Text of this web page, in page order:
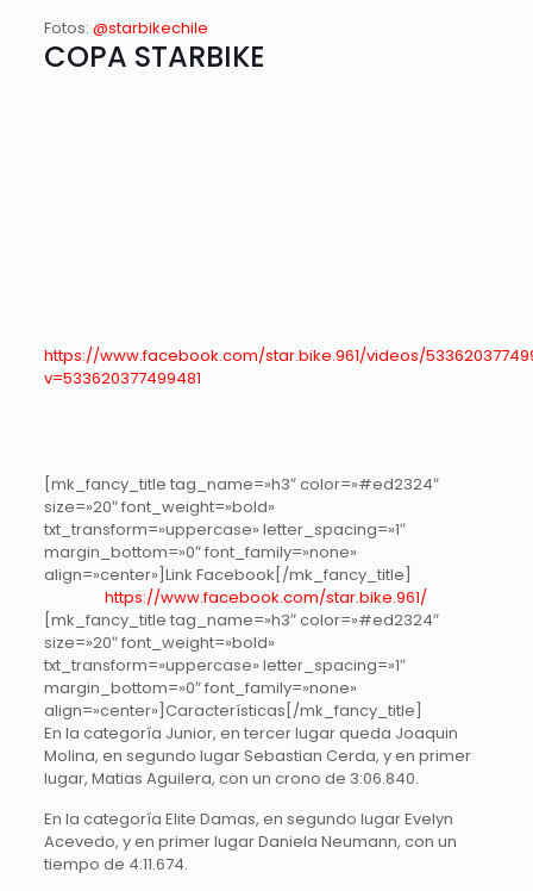
Fotos: @starbikechile
COPA STARBIKE
https://www.facebook.com/star.bike.961/videos/
v=533620377499481
[mk_fancy_title tag_name=»h3″ color=»#ed2324″
size=»20″ font_weight=»bold»
txt_transform=»uppercase» letter_spacing=»1″
margin_bottom=»0″ font_family=»none»
align=»center»]Link Facebook[/mk_fancy_title]
https://www.facebook.com/star.bike.961/
[mk_fancy_title tag_name=»h3″ color=»#ed2324″
size=»20″ font_weight=»bold»
txt_transform=»uppercase» letter_spacing=»1″
margin_bottom=»0″ font_family=»none»
align=»center»]Características[/mk_fancy_title]
En la categoría Junior, en tercer lugar queda Joaquin
Molina, en segundo lugar Sebastian Cerda, y en primer
lugar, Matias Aguilera, con un crono de 3:06.840.
En la categoría Elite Damas, en segundo lugar Evelyn
Acevedo, y en primer lugar Daniela Neumann, con un
tiempo de 4:11.674.